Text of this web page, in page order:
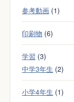
参考動画 (1)
印刷物 (6)
学習 (3)
中学3年生 (2)
小学4年生 (1)